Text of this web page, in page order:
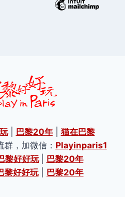
| 巴黎20年| 猫在巴黎
，加微信： Playinparis1
黎好好玩
巴黎20年
黎好好玩| 巴黎20年